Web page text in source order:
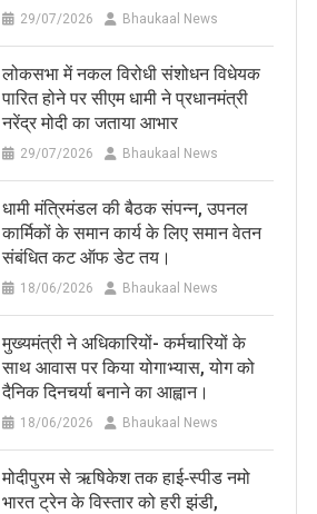
29/07/2026 Bhaukaal News
लोकसभा में नकल विरोधी संशोधन विधेयक
पारित होने पर सीएम धामी ने प्रधानमंत्री
नरेंद्र मोदी का जताया आभार
29/07/2026 Bhaukaal News
धामी मंत्रिमंडल की बैठक संपन्न, उपनल
कार्मिकों के समान कार्य के लिए समान वेतन
संबंधित कट ऑफ डेट तय।
18/06/2026 Bhaukaal News
मुख्यमंत्री ने अधिकारियों- कर्मचारियों के
साथ आवास पर किया योगाभ्यास, योग को
दैनिक दिनचर्या बनाने का आह्वान।
18/06/2026 Bhaukaal News
मोदीपुरम से ऋषिकेश तक हाई‑स्पीड नमो
भारत ट्रेन के विस्तार को हरी झंडी,